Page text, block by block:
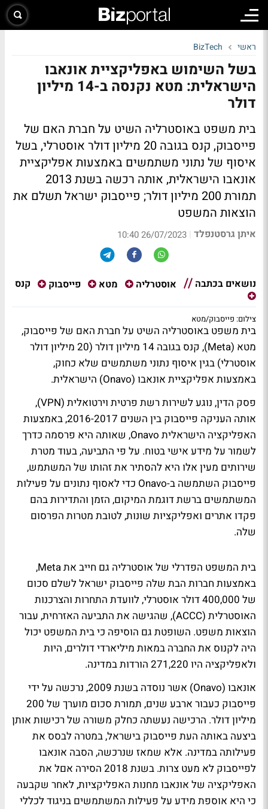
ראשי BizTech
בשל השימוש באפליקציית אונאבו
הישראלית: מטא נקנסה ב-14 מיליון
דולר
בית משפט באוסטרליה השיט על חברת האם של
פייסבוק, קנס בגובה 20 מיליון דולר אוסטרלי, בשל
איסוף של נתוני משתמשים באמצעות אפליקציית
אונאבו הישראלית, אותה רכשה בשנת 2013
תמורת 200 מיליון דולר; פייסבוק ישראל תשלם את
הוצאות המשפט
איתן גרסטנפלד |
26/07/2023 10:40
נושאים בכתבה אוסטרליה מטא פייסבוק קנס
צילום: פייסבוק/מטא
בית משפט באוסטרליה השיט על חברת האם של פייסבוק,
מטא (Meta), קנס בגובה 14 מיליון דולר (20 מיליון דולר
אוסטרלי) בגין איסוף נתוני משתמשים שלא כחוק,
באמצעות אפליקציית אונאבו (Onavo) הישראלית.
פסק הדין, נוגע לשירות רשת פרטית וירטואלית (VPN),
אותה העניקה פייסבוק בין השנים 2016-2017, באמצעות
האפליקציה הישראלית Onavo, שאותה היא פרסמה כדרך
לשמור על מידע אישי בטוח. על פי התביעה, בעוד מטרת
שירותים מעין אלו היא להסתיר את זהותו של המשתמש,
פייסבוק השתמשה ב-Onavo כדי לאסוף נתונים על פעילות
המשתמשים ברשת דוגמת המיקום, הזמן והתדירות בהם
פקדו אתרים ואפליקציות שונות, לטובת מטרות הפרסום
שלה.
בית המשפט הפדרלי של אוסטרליה גם חייב את Meta,
באמצעות חברות הבת שלה פייסבוק ישראל לשלם סכום
של 400,000 דולר אוסטרלי, לוועדת התחרות והצרכנות
האוסטרלית (ACCC), שהגישה את התביעה האזרחית, עבור
הוצאות משפט. השופטת גם הוסיפה כי בית המשפט יכול
היה לקנוס את החברה במאות מיליארדי דולרים, היות
ולאפליקציה היו 271,220 הורדות במדינה.
אונאבו (Onavo) אשר נוסדה בשנת 2009, נרכשה על ידי
פייסבוק כעבור ארבע שנים, תמורת סכום מוערך של 200
מיליון דולר. הרכישה נעשתה כחלק משורה של רכישות אותן
ביצעה באותה העת פייסבוק בישראל, במטרה לבסס את
פעילותה במדינה. אלא שמאז שנרכשה, הסבה אונאבו
לפייסבוק לא מעט צרות. בשנת 2018 הסירה אםל את
האפליקציה של אונאבו מחנות האפליקציות, לאחר שקבעה
כי היא אוספת מידע על פעילות המשתמשים בניגוד לכללי